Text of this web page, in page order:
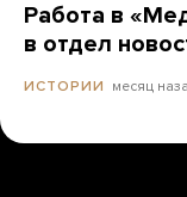
Работа в
в отдел
ИСТОРИИ месяц